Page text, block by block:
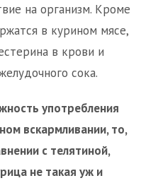
на организм. Кроме
в курином мясе,
в крови и
сока.
употребления
вскармливании, то,
с телятиной,
не такая уж и